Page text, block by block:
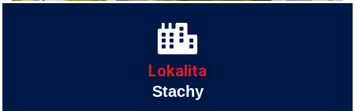
Lokalita
Stachy